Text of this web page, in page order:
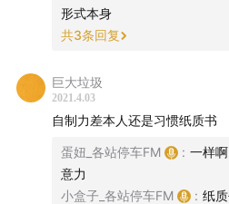
形式本身
共3条回复
巨大垃圾
2021.4.03
自制力差本人还是习惯纸质书
蛋妞_各站停车FM : 一样
意力
小盒子_各站停车FM
: 纸